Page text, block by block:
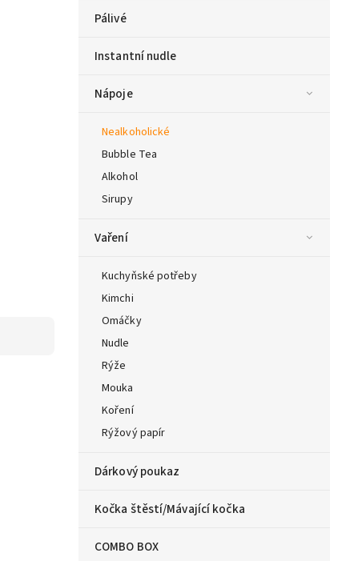
Pálivé
Instantní nudle
Nápoje
Nealkoholické
Bubble Tea
Alkohol
Sirupy
Vaření
Kuchyňské potřeby
Kimchi
Omáčky
Nudle
Rýže
Mouka
Koření
Rýžový papír
Dárkový poukaz
Kočka štěstí/Mávající kočka
COMBO BOX